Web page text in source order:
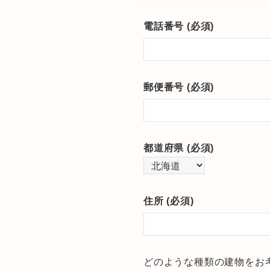
電話番号 (必須)
郵便番号 (必須)
都道府県 (必須)
住所 (必須)
どのような種類の建物をお